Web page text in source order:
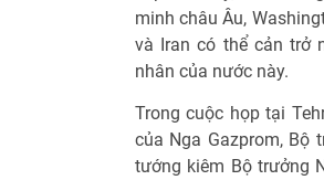
minh châu Âu,
và Iran có thể cản trở
nhân của nước này.
Trong cuộc họp tại
của Nga Gazprom, Bộ
tướng kiêm Bộ trưởng